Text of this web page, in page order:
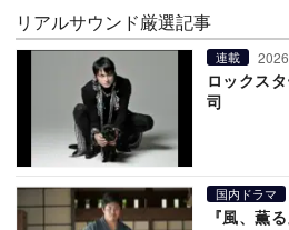
リアルサウンド厳選記事
連載
ロックス
司
国内ドラマ
『風、薫